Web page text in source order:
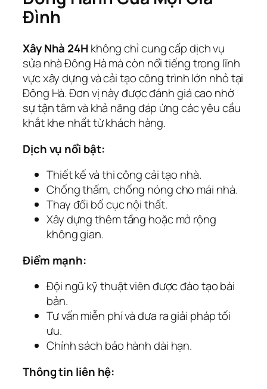
Đình
Xây Nhà 24H không chỉ cung cấp dịch vụ
sửa nhà Đông Hà mà còn nổi tiếng trong lĩnh
vực xây dựng và cải tạo công trình lớn nhỏ tại
Đông Hà. Đơn vị này được đánh giá cao nhờ
sự tận tâm và khả năng đáp ứng các yêu cầu
khắt khe nhất từ khách hàng.
Dịch vụ nổi bật:
Thiết kế và thi công cải tạo nhà.
Chống thấm, chống nóng cho mái nhà.
Thay đổi bố cục nội thất.
Xây dựng thêm tầng hoặc mở rộng
không gian.
Điểm mạnh:
Đội ngũ kỹ thuật viên được đào tạo bài
bản.
Tư vấn miễn phí và đưa ra giải pháp tối
ưu.
Chính sách bảo hành dài hạn.
Thông tin liên hệ: